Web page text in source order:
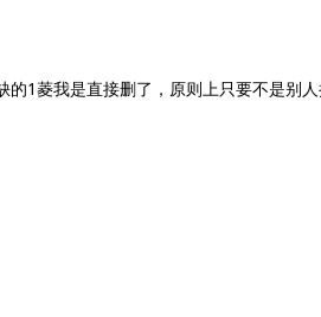
1菱我是直接删了，原则上只要不是别